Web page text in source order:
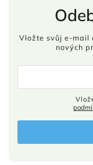
Vložte svůj e-mail
nových